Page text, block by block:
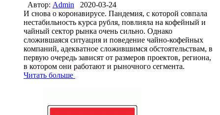
Автор: Admin
2020-03-24
И снова о коронавирусе. Пандемия, с которой совпала
нестабильность курса рубля, повлияла на кофейный и
чайный сектор рынка очень сильно. Однако
сложившаяся ситуация и поведение чайно-кофейных
компаний, адекватное сложившимся обстоятельствам, в
первую очередь зависят от размеров проектов, региона,
в котором они работают и рыночного сегмента.
Читать больше